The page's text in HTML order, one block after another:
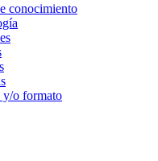
conocimiento
y/o formato